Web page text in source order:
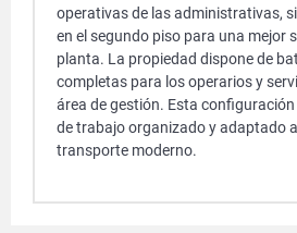
operativas de las administrativas,
en el segundo piso para una mejor
planta. La propiedad dispone de
completas para los operarios y
área de gestión. Esta
de trabajo organizado y adaptado
transporte moderno.